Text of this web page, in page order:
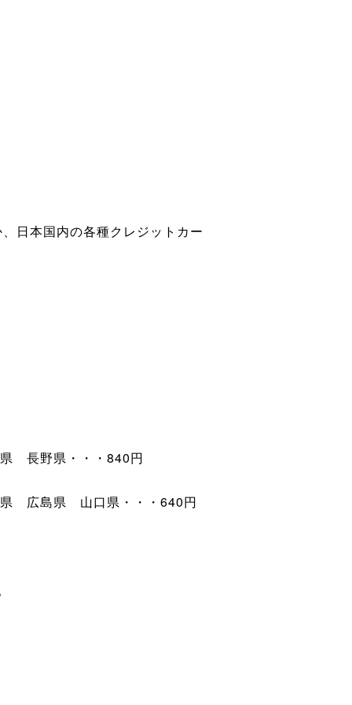
日本国内の各種クレジットカー
長野県・・・840円
広島県 山口県・・・640円